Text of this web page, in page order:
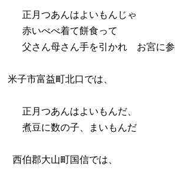
正月つあんはよいもんじゃ
赤いべべ着て餅食って
父さん母さん手を引かれ お宮に参
米子市富益町北口では、
正月つあんはよいもんだ、
煮豆に数の子、まいもんだ
西伯郡大山町国信では、